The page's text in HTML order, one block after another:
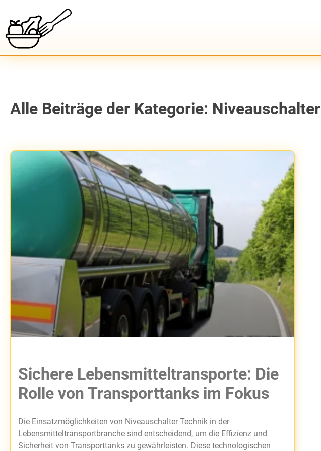
Alle Beiträge der Kategorie: Niveauschalter
Sichere Lebensmitteltransporte: Die
Rolle von Transporttanks im Fokus
Die Einsatzmöglichkeiten von Niveauschalter Technik in der
Lebensmitteltransportbranche sind entscheidend, um die Effizienz und
Sicherheit von Transporttanks zu gewährleisten. Diese technologischen